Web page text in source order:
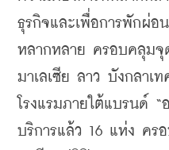
ธุรกิจและเพื่อการพักผ่อ
หลากหลาย ครอบคลุมจุ
มาเลเซีย ลาว บังกลาเ
โรงแรมภายใต้แบรนด์ “
บริการแล้ว 16 แห่ง คร